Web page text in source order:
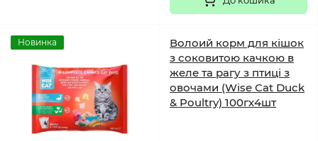
Новинка
Волоий корм для кішок
з соковитою качкою в
желе та рагу з птиці з
овочами (Wise Cat Duck
& Poultry) 100гх4шт